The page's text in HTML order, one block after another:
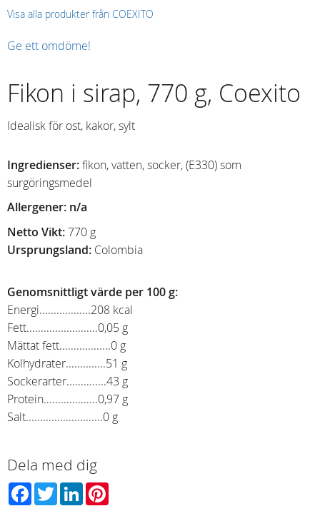
Visa alla produkter från COEXITO
Ge ett omdöme!
Fikon i sirap, 770 g, Coexito
Idealisk för ost, kakor, sylt​​
Ingredienser:fikon, vatten, socker, (E330) som
surgöringsmedel
Allergener: n/a
Netto Vikt:770 g
Ursprungsland: Colombia
Genomsnittligt värde per 100 g:
Energi..................208 kcal
Fett.........................0,05 g
Mättat fett..................0 g
Kolhydrater..............51 g
Sockerarter..............43 g
Protein...................0,97 g
Salt...........................0 g
Dela med dig
Facebook
TwitterLinkedIn